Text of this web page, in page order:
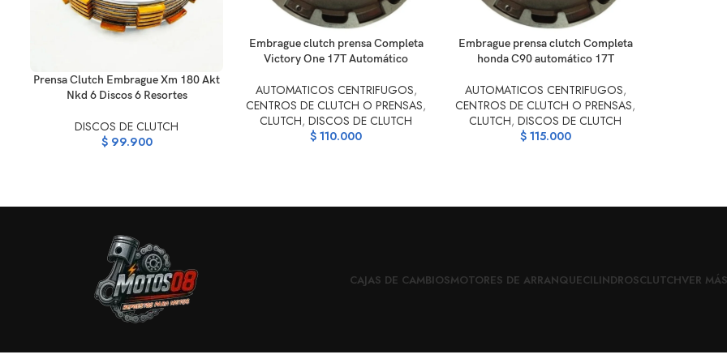
AÑADIR AL CARRITO
Prensa Clutch Embrague Xm 180 Akt
Nkd 6 Discos 6 Resortes
DISCOS DE CLUTCH
$99.900
AÑADIR AL CARRITO
Embrague clutch prensa Completa
Victory One 17T Automático
AUTOMATICOS CENTRIFUGOS,
CENTROS DE CLUTCH O PRENSAS,
CLUTCH, DISCOS DE CLUTCH
$ 110.000
AÑADIR AL CARRITO
Embrague prensa clutch Completa
honda C90 automático 17T
AUTOMATICOS CENTRIFUGOS,
CENTROS DE CLUTCH O PRENSAS,
CLUTCH, DISCOS DE CLUTCH
$115.000
CAJAS DE CAMBIOSMOTORES DE ARRANQUECILINDROSCLUTCHVER MÁS